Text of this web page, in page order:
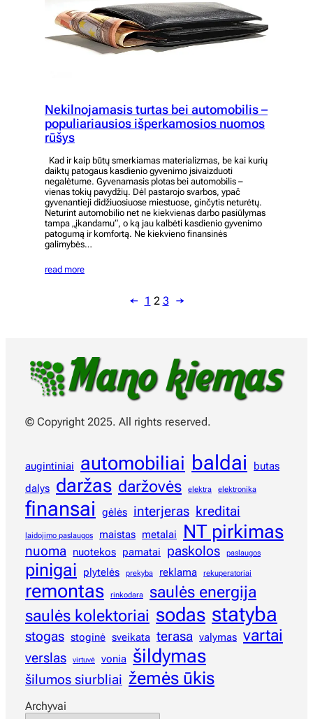
Nekilnojamasis turtas bei automobilis –
populiariausios išperkamosios nuomos
rūšys
Kad ir kaip būtų smerkiamas materializmas, be kai kurių
daiktų patogaus kasdienio gyvenimo įsivaizduoti
negalėtume. Gyvenamasis plotas bei automobilis –
vienas tokių pavydžių. Dėl pastarojo svarbos, ypač
gyvenantieji didžiuosiuose miestuose, ginčytis neturėtų.
Neturint automobilio net ne kiekvienas darbo pasiūlymas
tampa „įkandamu“, o ką jau kalbėti kasdienio gyvenimo
patogumą ir komfortą. Ne kiekvieno finansinės
galimybės…
read more
← 1 2 3 →
© Copyright 2025. All rights reserved.
augintiniai automobiliai baldai
butas
dalys daržas daržovės elektra elektronika
finansai gėlės interjeras kreditai
laidojimo paslaugos maistas metalai NT pirkimas
nuoma nuotekos pamatai paskolos paslaugos
pinigai plytelės prekyba reklama rekuperatoriai
remontas rinkodara
saulės energija
saulės kolektoriai sodas statyba
stogas stoginė sveikata terasa valymas vartai
verslas virtuvė vonia šildymas
šilumos siurbliai žemės ūkis
Archyvai